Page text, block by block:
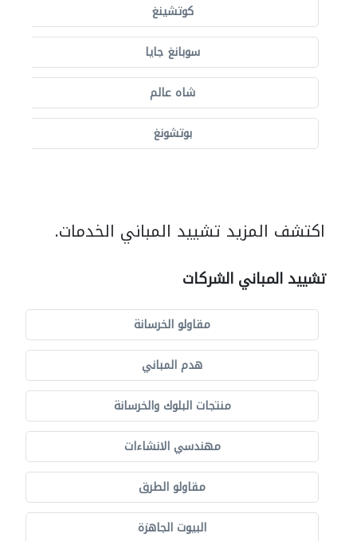
كوتشينغ
سوبانغ جايا
شاه عالم
بوتشونغ
اكتشف المزيد تشييد المباني الخدمات.
تشييد المباني الشركات
مقاولو الخرسانة
هدم المباني
منتجات البلوك والخرسانة
مهندسي الانشاءات
مقاولو الطرق
البيوت الجاهزة